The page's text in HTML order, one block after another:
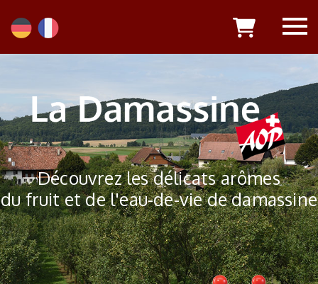
Découvrez les délicats arômes
du fruit et de l'eau-de-vie de damassine